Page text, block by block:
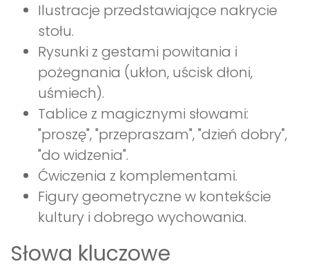
Ilustracje przedstawiające nakrycie
stołu.
Rysunki z gestami powitania i
pożegnania (ukłon, uścisk dłoni,
uśmiech).
Tablice z magicznymi słowami:
"proszę", "przepraszam", "dzień dobry",
"do widzenia".
Ćwiczenia z komplementami.
Figury geometryczne w kontekście
kultury i dobrego wychowania.
Słowa kluczowe